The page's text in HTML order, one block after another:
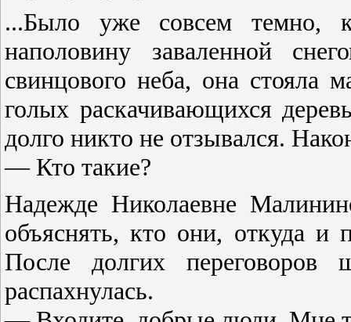
...Было уже совсем темно,
наполовину заваленной
свинцового неба, она стояла
голых раскачивающихся
долго никто не отзывался.
— Кто такие?
Надежде Николаевне
объяснять, кто они, откуда и
После долгих
распахнулась.